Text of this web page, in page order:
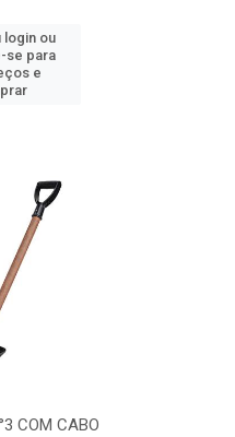
login ou
se para
e
COM CABO